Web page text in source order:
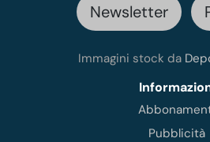
Newsletter
Immagini stock da
Pubblicità